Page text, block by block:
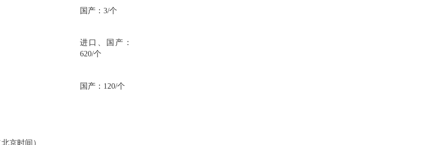
国产： 3/个
进口、国产：
620/个
国产： 120/个
京时间）